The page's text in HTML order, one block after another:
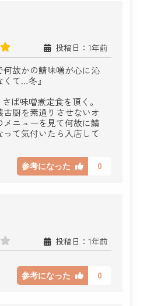
投稿日：1年前
何故かの鯖味噌が心に沁
て…冬』
ば味噌煮定食を頂く。
厨を素通りさせないオ
メニューを見て何故に鯖
て気付いたら入店して
参考になった 0
投稿日：1年前
参考になった 0